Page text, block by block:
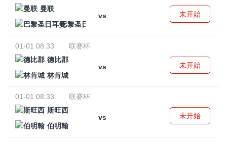
曼联
vs
巴黎圣日耳曼
未开始
01-01 08:33
联赛杯
德比郡
vs
林肯城
未开始
01-01 08:33
联赛杯
斯旺西
vs
伯明翰
未开始